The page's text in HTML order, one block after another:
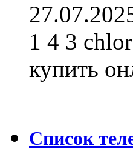
1 4 3
купить
Список